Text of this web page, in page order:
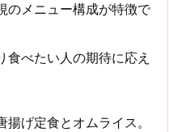
のメニュー構成が特徴で
食べたい人の期待に応え
げ定食とオムライス。